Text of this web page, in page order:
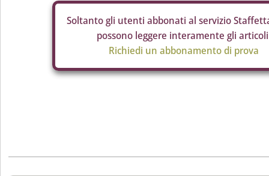
Soltanto gli utenti abbonati al servizio
possono leggere interamente gli
Richiedi un abbonamento di prova